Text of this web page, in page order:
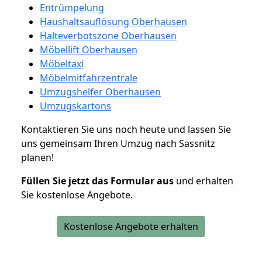
Entrümpelung
Haushaltsauflösung Oberhausen
Halteverbotszone Oberhausen
Möbellift Oberhausen
Möbeltaxi
Möbelmitfahrzentrale
Umzugshelfer Oberhausen
Umzugskartons
Kontaktieren Sie uns noch heute und lassen Sie
uns gemeinsam Ihren Umzug nach Sassnitz
planen!
Füllen Sie jetzt das Formular aus und erhalten
Sie kostenlose Angebote.
Kostenlose Angebote erhalten